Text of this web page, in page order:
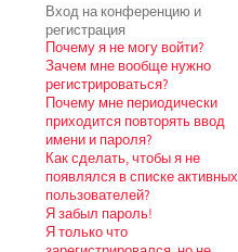
Вход на конференцию и
регистрация
Почему я не могу войти?
Зачем мне вообще нужно
регистрироваться?
Почему мне периодически
приходится повторять ввод
имени и пароля?
Как сделать, чтобы я не
появлялся в списке активных
пользователей?
Я забыл пароль!
Я только что